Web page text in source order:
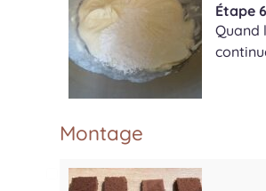
Étape 6
Quand
Montage